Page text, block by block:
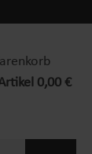
0,00 €